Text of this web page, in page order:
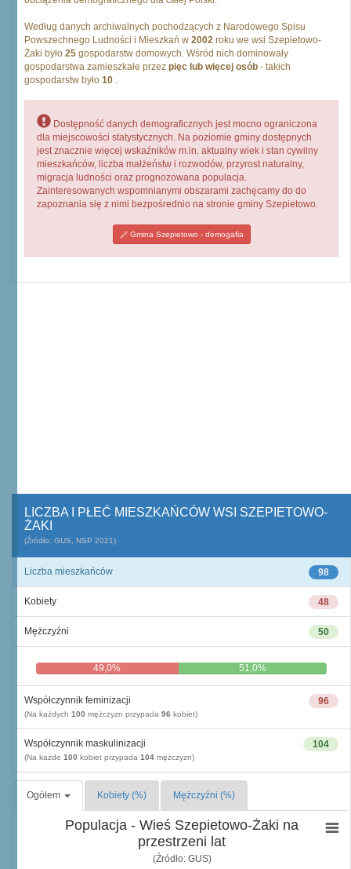
Według danych archiwalnych pochodzących z Narodowego Spisu
Powszechnego Ludności i Mieszkań w 2002 roku we wsi Szepietowo-
Żaki było 25 gospodarstw domowych. Wśród nich dominowały
gospodarstwa zamieszkałe przez pięc lub więcej osób - takich
gospodarstw było 10 .
Dostępność danych demograficznych jest mocno ograniczona
dla miejscowości statystycznych. Na poziomie gminy dostępnych
jest znacznie więcej wskaźników m.in. aktualny wiek i stan cywilny
mieszkańców, liczba małżeństw i rozwodów, przyrost naturalny,
migracja ludności oraz prognozowana populacja.
Zainteresowanych wspomnianymi obszarami zachęcamy do do
zapoznania się z nimi bezpośrednio na stronie gminy Szepietowo.
Gmina Szepietowo - demogafia
LICZBA I PŁEĆ MIESZKAŃCÓW WSI SZEPIETOWO-
ŻAKI
(Źródło: GUS, NSP 2021)
98
Liczba mieszkańców
48
Kobiety
50
Mężczyźni
49,0% 51,0%
96
Współczynnik feminizacji
(Na każdych 100 mężczyzn przypada 96 kobiet)
104
Współczynnik maskulinizacji
(Na każde 100 kobiet przypada 104 mężczyzn)
Ogółem Kobiety (%) Mężczyźni (%)
Populacja - Wieś Szepietowo-Żaki na
przestrzeni lat
(Źródło: GUS)